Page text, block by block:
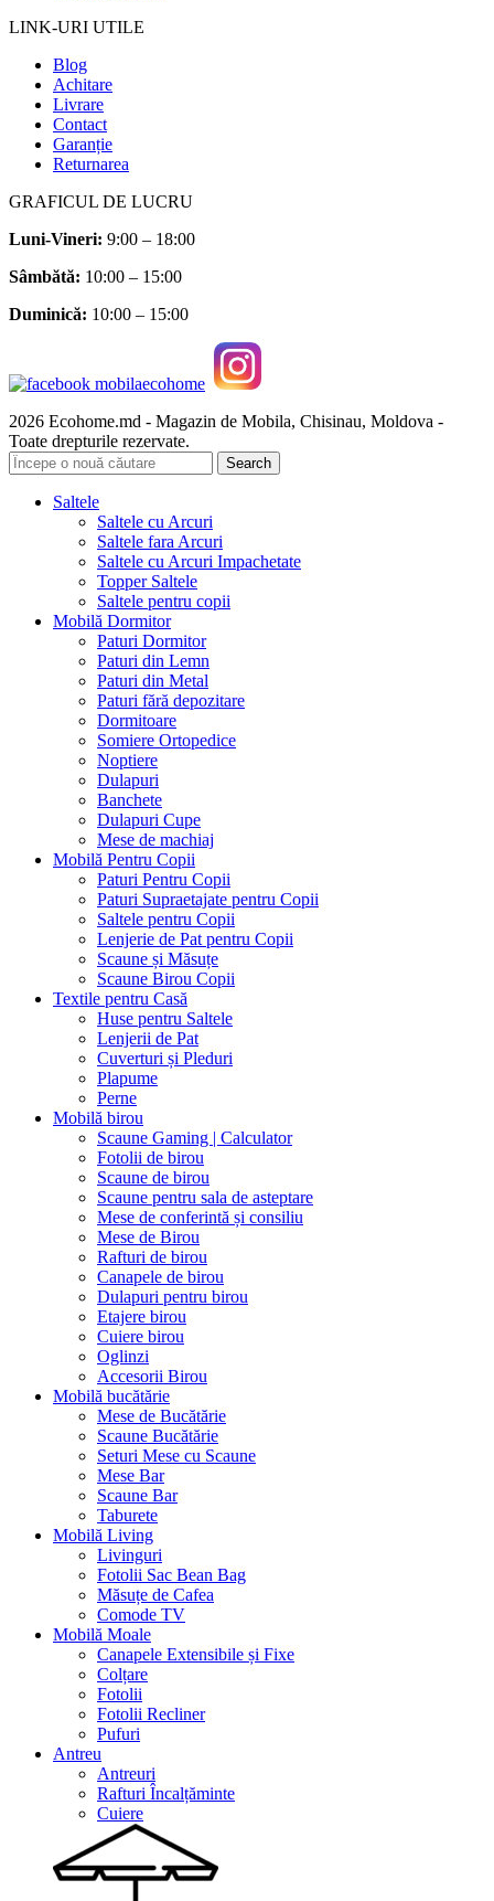
LINK-URI UTILE
Blog
Achitare
Livrare
Contact
Garanție
Returnarea
GRAFICUL DE LUCRU
Luni-Vineri: 9:00 – 18:00
Sâmbătă: 10:00 – 15:00
Duminică: 10:00 – 15:00
2026 Ecohome.md - Magazin de Mobila, Chisinau, Moldova -
Toate drepturile rezervate.
Search
Saltele
Saltele cu Arcuri
Saltele fara Arcuri
Saltele cu Arcuri Impachetate
Topper Saltele
Saltele pentru copii
Mobilă Dormitor
Paturi Dormitor
Paturi din Lemn
Paturi din Metal
Paturi fără depozitare
Dormitoare
Somiere Ortopedice
Noptiere
Dulapuri
Banchete
Dulapuri Cupe
Mese de machiaj
Mobilă Pentru Copii
Paturi Pentru Copii
Paturi Supraetajate pentru Copii
Saltele pentru Copii
Lenjerie de Pat pentru Copii
Scaune și Măsuțe
Scaune Birou Copii
Textile pentru Casă
Huse pentru Saltele
Lenjerii de Pat
Cuverturi și Pleduri
Plapume
Perne
Mobilă birou
Scaune Gaming | Calculator
Fotolii de birou
Scaune de birou
Scaune pentru sala de asteptare
Mese de conferintă și consiliu
Mese de Birou
Rafturi de birou
Canapele de birou
Dulapuri pentru birou
Etajere birou
Cuiere birou
Oglinzi
Accesorii Birou
Mobilă bucătărie
Mese de Bucătărie
Scaune Bucătărie
Seturi Mese cu Scaune
Mese Bar
Scaune Bar
Taburete
Mobilă Living
Livinguri
Fotolii Sac Bean Bag
Măsuțe de Cafea
Comode TV
Mobilă Moale
Canapele Extensibile și Fixe
Colțare
Fotolii
Fotolii Recliner
Pufuri
Antreu
Antreuri
Rafturi Încalțăminte
Cuiere